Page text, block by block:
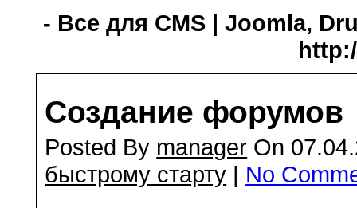
- Все для CMS | Joomla,
Создание форумов
Posted By manager On
быстрому старту | No